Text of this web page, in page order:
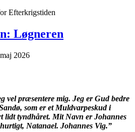
Efterkrigstiden
Løgneren
2026
vel præsentere mig. Jeg er Gud bedre
som er et Muldvarpeskud i
lidt tyndhåret. Mit Navn er Johannes
Natanael. Johannes Vig.”